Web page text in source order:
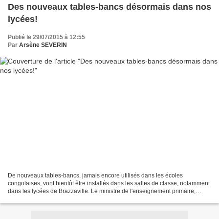
Des nouveaux tables-bancs désormais dans nos
lycées!
Publié le 29/07/2015 à 12:55
Par Arsène SEVERIN
De nouveaux tables-bancs, jamais encore utilisés dans les écoles
congolaises, vont bientôt être installés dans les salles de classe, notamment
dans les lycées de Brazzaville. Le ministre de l'enseignement primaire,